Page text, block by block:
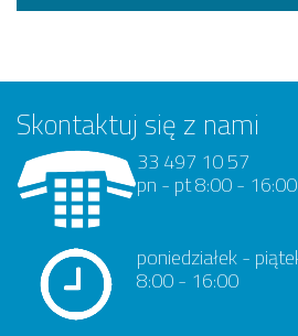
Skontaktuj się z nami
33 497 10 57
pn - pt 8:00 - 16:00
poniedziałek -
8:00 - 16:00